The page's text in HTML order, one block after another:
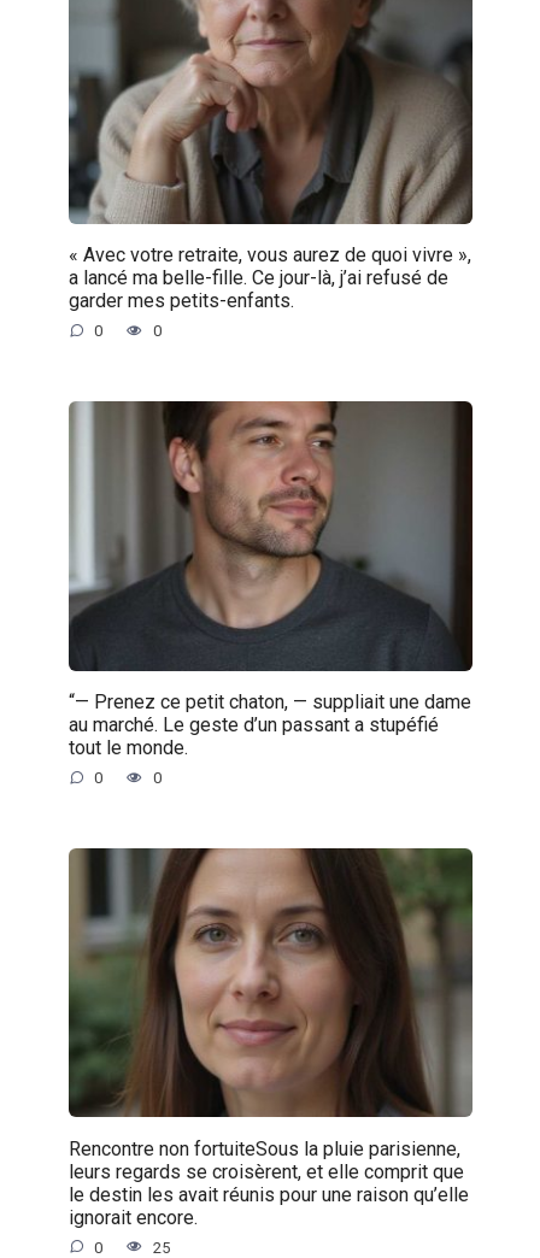
« Avec votre retraite, vous aurez de quoi vivre »,
a lancé ma belle-fille. Ce jour-là, j’ai refusé de
garder mes petits-enfants.
0 0
“— Prenez ce petit chaton, — suppliait une dame
au marché. Le geste d’un passant a stupéfié
tout le monde.
0 0
Rencontre non fortuiteSous la pluie parisienne,
leurs regards se croisèrent, et elle comprit que
le destin les avait réunis pour une raison qu’elle
ignorait encore.
0 25